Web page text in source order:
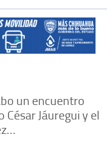
un encuentro
Jáuregui y el